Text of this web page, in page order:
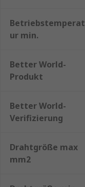
Betriebstemperat
ur min.
Better World-
Produkt
Better World-
Verifizierung
Drahtgröße max
mm2